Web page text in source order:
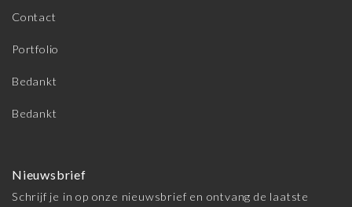
Contact
Portfolio
Bedankt
Bedankt
Nieuwsbrief
Schrijf je in op onze nieuwsbrief en ontvang de laatste